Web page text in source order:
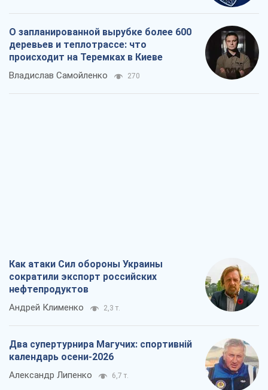
О запланированной вырубке более 600
деревьев и теплотрассе: что
происходит на Теремках в Киеве
Владислав Самойленко 270
Как атаки Сил обороны Украины
сократили экспорт российских
нефтепродуктов
Андрей Клименко 2,3 т.
Два супертурнира Магучих: спортивній
календарь осени-2026
Александр Липенко 6,7 т.